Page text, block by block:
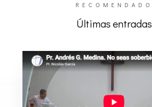
RECOMENDADO
Últimas entradas